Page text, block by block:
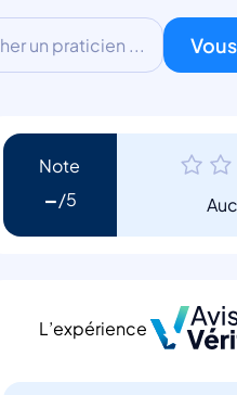
un praticien ...
Note
-
L’expérience